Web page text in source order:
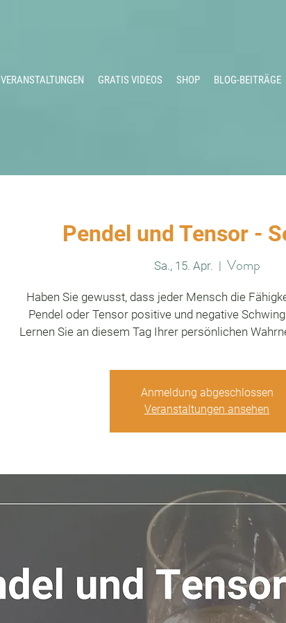
VERANSTALTUNGEN GRATIS VIDEOS SHOP BLOG-BEITRÄGE
Pendel und Tensor -
Sa., 15. Apr.
  |
Vomp
Haben Sie gewusst, dass jeder Mensch die
Pendel oder Tensor positive und negative
Lernen Sie an diesem Tag Ihrer persönlichen
Anmeldung abgeschlossen
Veranstaltungen ansehen